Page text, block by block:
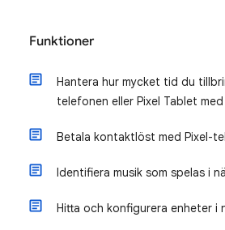
Funktioner
Hantera hur mycket tid du
telefonen eller Pixel Tablet
Betala kontaktlöst med Pixel-
Identifiera musik som spelas i
Hitta och konfigurera enheter i